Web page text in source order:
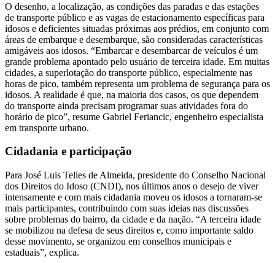
O desenho, a localização, as condições das paradas e das estações
de transporte público e as vagas de estacionamento específicas para
idosos e deficientes situadas próximas aos prédios, em conjunto com
áreas de embarque e desembarque, são consideradas características
amigáveis aos idosos. “Embarcar e desembarcar de veículos é um
grande problema apontado pelo usuário de terceira idade. Em muitas
cidades, a superlotação do transporte público, especialmente nas
horas de pico, também representa um problema de segurança para os
idosos. A realidade é que, na maioria dos casos, os que dependem
do transporte ainda precisam programar suas atividades fora do
horário de pico”, resume Gabriel Feriancic, engenheiro especialista
em transporte urbano.
Cidadania e participação
Para José Luis Telles de Almeida, presidente do Conselho Nacional
dos Direitos do Idoso (CNDI), nos últimos anos o desejo de viver
intensamente e com mais cidadania moveu os idosos a tornaram-se
mais participantes, contribuindo com suas ideias nas discussões
sobre problemas do bairro, da cidade e da nação. “A terceira idade
se mobilizou na defesa de seus direitos e, como importante saldo
desse movimento, se organizou em conselhos municipais e
estaduais”, explica.